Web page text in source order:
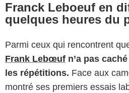
Franck Leboeuf en
quelques heures du
Parmi ceux qui rencontrent
Frank Lebœuf n’a pas
les répétitions. Face aux
montré ses premiers essais